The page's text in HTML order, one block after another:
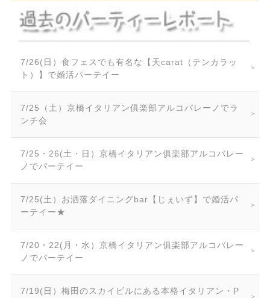
7/26(日）食フェスでも有名な【天carat（テンカラッ
ト）】で婚活パーテイー
7/25（土）京橋イタリアン俱楽部アルコバレーノでラ
ンチ会
7/25・26(土・日）京橋イタリアン俱楽部アルコバレー
ノでパーテイー
7/25(土）お洒落ダイニングbar【じぇいず】で婚活パ
ーテイー★
7/20・22(月・水）京橋イタリアン俱楽部アルコバレー
ノでパーテイー
7/19(日）梅田のスカイビルにある本格イタリアン・P